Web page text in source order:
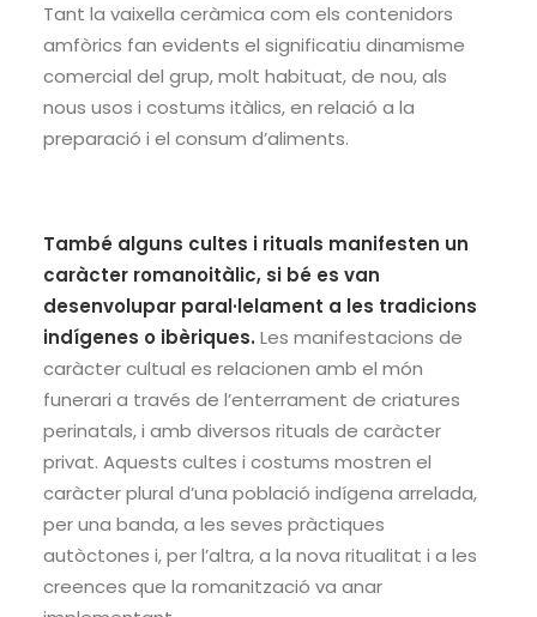
Tant la vaixella ceràmica com els contenidors
amfòrics fan evidents el significatiu dinamisme
comercial del grup, molt habituat, de nou, als
nous usos i costums itàlics, en relació a la
preparació i el consum d’aliments.
També alguns cultes i rituals manifesten un
caràcter romanoitàlic, si bé es van
desenvolupar paral·lelament a les tradicions
indígenes o ibèriques. Les manifestacions de
caràcter cultual es relacionen amb el món
funerari a través de l’enterrament de criatures
perinatals, i amb diversos rituals de caràcter
privat. Aquests cultes i costums mostren el
caràcter plural d’una població indígena arrelada,
per una banda, a les seves pràctiques
autòctones i, per l’altra, a la nova ritualitat i a les
creences que la romanització va anar